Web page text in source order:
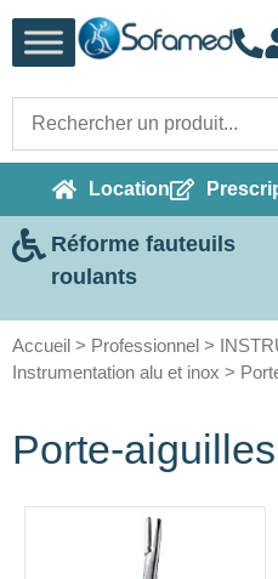
Location
Réforme fauteuils
roulants
Accueil > Professionnel >
Instrumentation alu et inox >
Porte-aiguilles